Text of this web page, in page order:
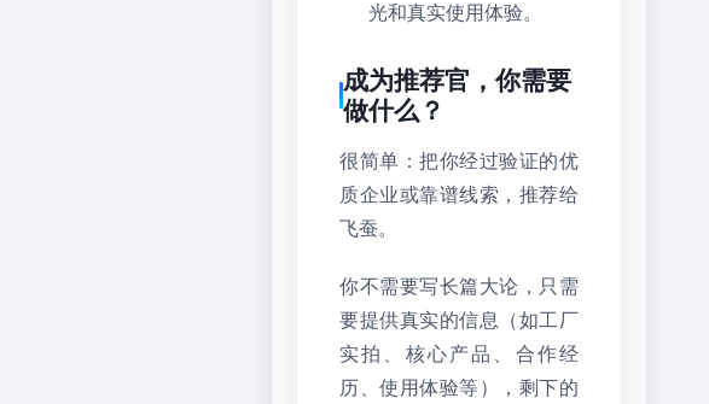
光和真实使用体验。
成为推荐官，你需要
做什么？
很简单：把你经过验证的优
质企业或靠谱线索，推荐给
飞蚕。
你不需要写长篇大论，只需
要提供真实的信息（如工厂
实拍、核心产品、合作经
历、使用体验等），剩下的